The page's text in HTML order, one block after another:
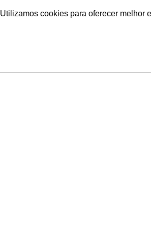
Utilizamos cookies para oferecer melhor